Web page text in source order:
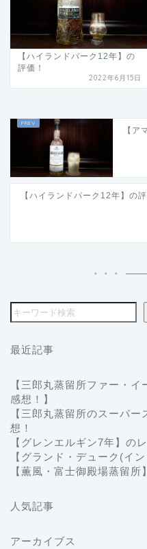
【ハイランドパーク12年】の
評価！
2022年6月15日
【ア
【ハイランドパーク12年】の評
最近記事
【三郎丸蒸留所ファー・
感想！】
【三郎丸蒸留所のスーパ
想！
【グレンエルギン7年】の
【グランド・デューク(イ
【薫風・富士御殿場蒸留所
人気記事
アーカイブス